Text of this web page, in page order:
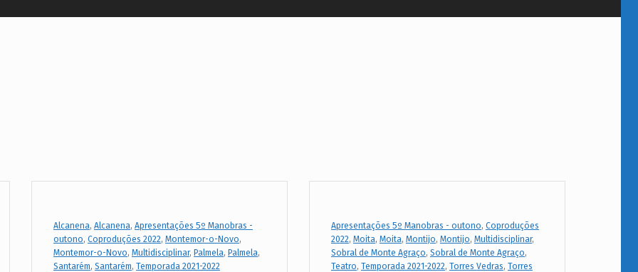
Project Category:
Alcanena, Alcanena, Apresentações 5º Manobras -
outono, Coproduções 2022, Montemor-o-Novo,
Montemor-o-Novo, Multidisciplinar, Palmela, Palmela,
Santarém, Santarém, Temporada 2021-2022
Apresentações 5º Manobras - outono, Coproduções
2022, Moita, Moita, Montijo, Montijo, Multidisciplinar,
Sobral de Monte Agraço, Sobral de Monte Agraço,
Teatro, Temporada 2021-2022, Torres Vedras, Torres